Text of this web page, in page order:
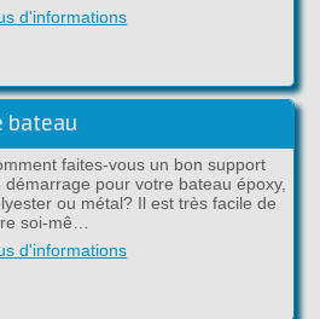
d'informations
bateau
faites-vous un bon support
démarrage pour votre bateau époxy,
ou métal? Il est très facile de
soi-mê…
d'informations